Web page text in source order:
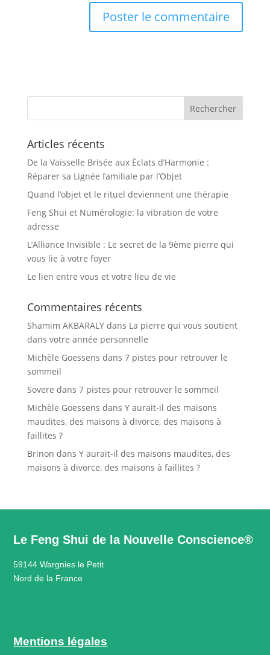
Articles récents
De la Vaisselle Brisée aux Éclats d’Harmonie :
Réparer sa Lignée familiale par l’Objet
Quand l’objet et le rituel deviennent une thérapie
Feng Shui et Numérologie: la vibration de votre
adresse
L’Alliance Invisible : Le secret de la 9ème pierre qui
vous lie à votre foyer
Le lien entre vous et votre lieu de vie
Commentaires récents
Shamim AKBARALYdans La pierre qui vous soutient
dans votre année personnelle
Michèle Goessens dans 7 pistes pour retrouver le
sommeil
Sovere dans 7 pistes pour retrouver le sommeil
Michèle Goessens dans Y aurait-il des maisons
maudites, des maisons à divorce, des maisons à
faillites ?
Brinon dans Y aurait-il des maisons maudites, des
maisons à divorce, des maisons à faillites ?
Le Feng Shui de la Nouvelle Conscience®
59144 Wargnies le Petit
Nord de la France
Mentions légales